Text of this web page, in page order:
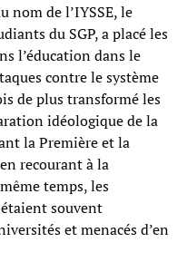
nom de l’IYSSE, le
du SGP, a placé les
l’éducation dans le
contre le système
de plus transformé les
idéologique de la
la Première et la
recourant à la
temps, les
souvent
et menacés d’en